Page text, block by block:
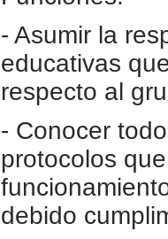
- Asumir la
educativas
respecto al
- Conocer
protocolos
debido